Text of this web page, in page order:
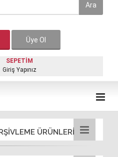
Ara
Üye Ol
SEPETİM
Giriş Yapınız
ÜRÜNLERİ